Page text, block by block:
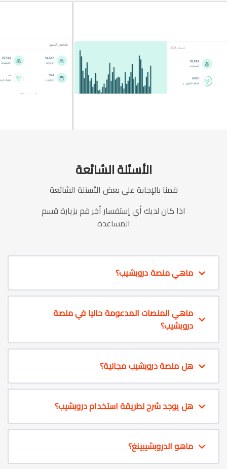
الأسئلة الشائعة
قمنا بالإجابة على بعض الأسئلة الشائعة
اذا كان لديك أي إستفسار أخر قم بزيارة قسم
المساعدة
ماهي منصة دروبشيب؟
ماهي المنصات المدعومة حاليا في منصة
دروبشيب؟
هل منصة دروبشيب مجانية؟
هل يوجد شرح لطريقة استخدام دروبشيب؟
ماهو الدروبشيبينغ؟